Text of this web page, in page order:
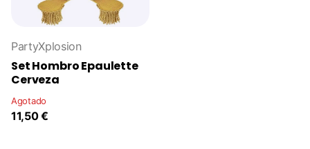
PartyXplosion
Set Hombro Epaulette
Cerveza
Agotado
11,50 €